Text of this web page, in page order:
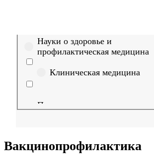
Науки о здоровье и
профилактическая медицина
Клиническая медицина
Правовые дисциплины в
Вакцинопрофилактика